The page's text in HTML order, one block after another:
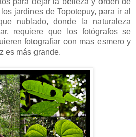
jardines de Topotepuy, para ir al
nublado, donde la naturaleza
requiere que los fotógrafos se
fotografiar con mas esmero y
es más grande.